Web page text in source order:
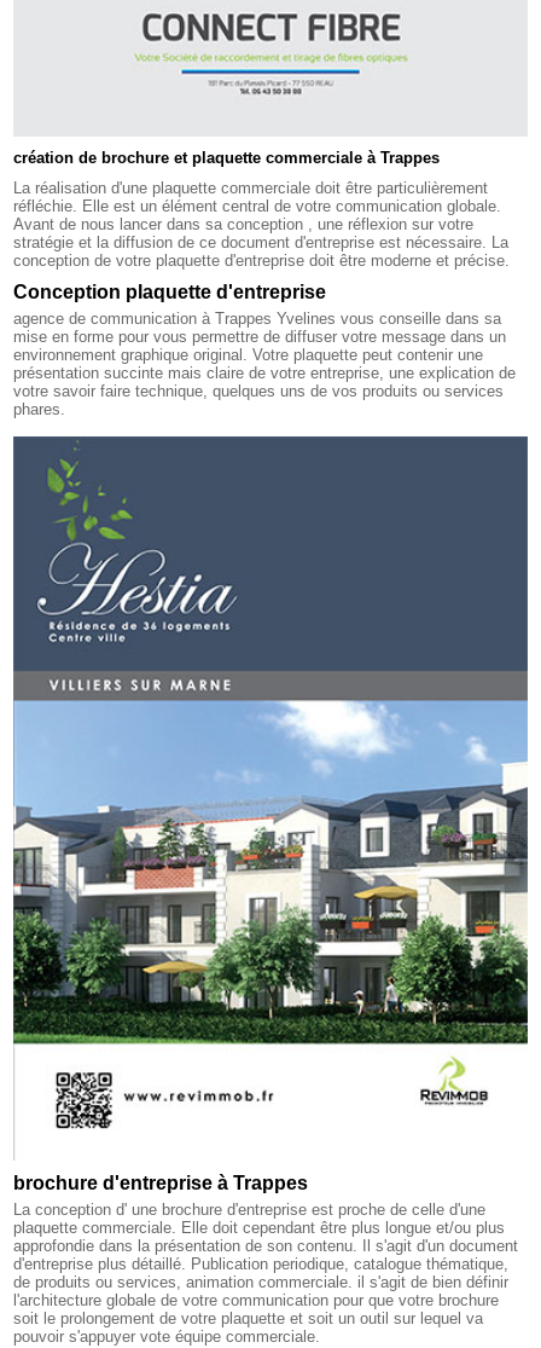
création de brochure et plaquette commerciale à Trappes
La réalisation d'une plaquette commerciale doit être particulièrement
réfléchie. Elle est un élément central de votre communication globale.
Avant de nous lancer dans sa conception , une réflexion sur votre
stratégie et la diffusion de ce document d'entreprise est nécessaire. La
conception de votre plaquette d'entreprise doit être moderne et précise.
Conception plaquette d'entreprise
agence de communication à Trappes Yvelines vous conseille dans sa
mise en forme pour vous permettre de diffuser votre message dans un
environnement graphique original. Votre plaquette peut contenir une
présentation succinte mais claire de votre entreprise, une explication de
votre savoir faire technique, quelques uns de vos produits ou services
phares.
brochure d'entreprise à Trappes
La conception d' une brochure d'entreprise est proche de celle d'une
plaquette commerciale. Elle doit cependant être plus longue et/ou plus
approfondie dans la présentation de son contenu. Il s'agit d'un document
d'entreprise plus détaillé. Publication periodique, catalogue thématique,
de produits ou services, animation commerciale. il s'agit de bien définir
l'architecture globale de votre communication pour que votre brochure
soit le prolongement de votre plaquette et soit un outil sur lequel va
pouvoir s'appuyer vote équipe commerciale.